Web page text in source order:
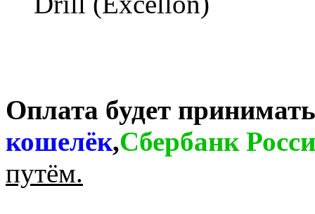
Оплата будет
кошелёк,Сбербанк
путём.